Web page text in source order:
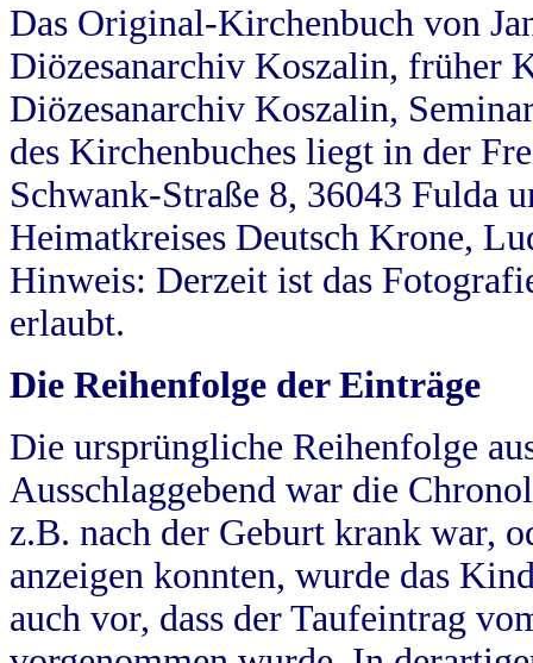
Das Original-Kirchenbuch von
Diözesanarchiv Koszalin, früher
Diözesanarchiv Koszalin,
des Kirchenbuches liegt in der
Schwank-Straße 8, 36043 Fulda
Heimatkreises Deutsch Krone,
Hinweis: Derzeit ist das
erlaubt.
Die Reihenfolge der Einträge
Die ursprüngliche Reihenfolge
Ausschlaggebend war die
z.B. nach der Geburt krank war,
anzeigen konnten, wurde das
auch vor, dass der Taufeintrag